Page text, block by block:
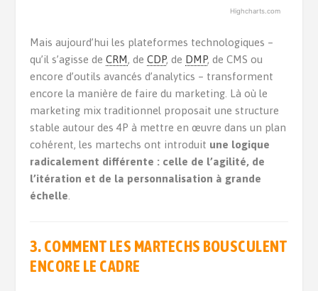
Highcharts.com
Mais aujourd’hui les plateformes technologiques –
qu’il s’agisse deCRM, deCDP, de DMP, de CMS ou
encore d’outils avancés d’analytics – transforment
encore la manière de faire du marketing. Là où le
marketing mix traditionnel proposait une structure
stable autour des 4P à mettre en œuvre dans un plan
cohérent, les martechs ont introduit une logique
radicalement différente : celle de l’agilité, de
l’itération et de la personnalisation à grande
échelle
3. COMMENT LES MARTECHS BOUSCULENT
ENCORE LE CADRE